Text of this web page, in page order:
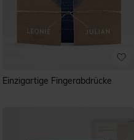
Einzigartige Fingerabdrücke